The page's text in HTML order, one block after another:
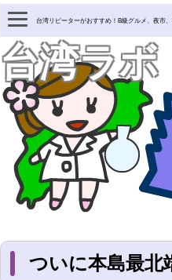
台湾リピーターがおすすめ！B級グルメ、夜市
台湾ラボ
ついに本島最北